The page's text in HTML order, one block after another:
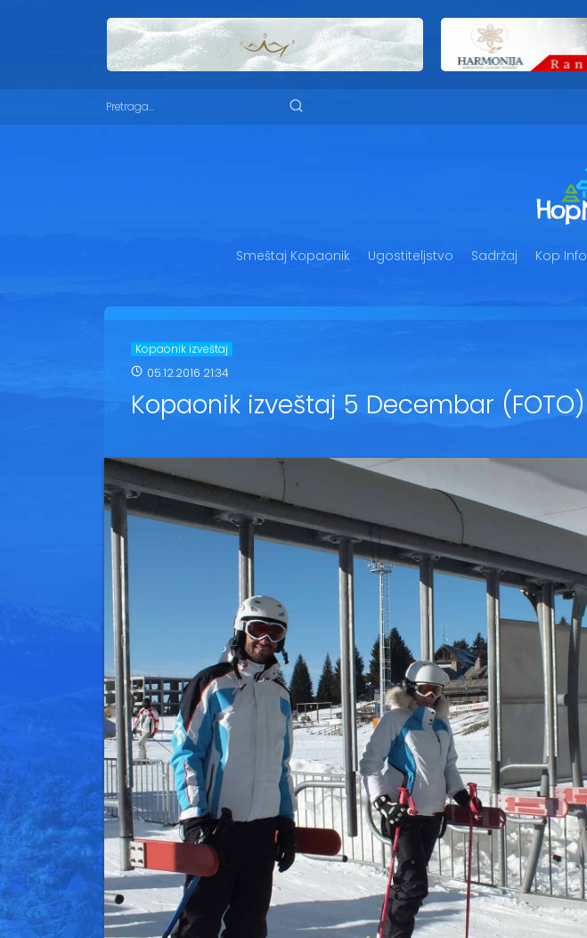
Smeštaj Kopaonik Ugostiteljstvo Sadržaj Kop Info
Kopaonik izveštaj
05.12.2016 21:34
Kopaonik izveštaj 5 Decembar (FOTO)